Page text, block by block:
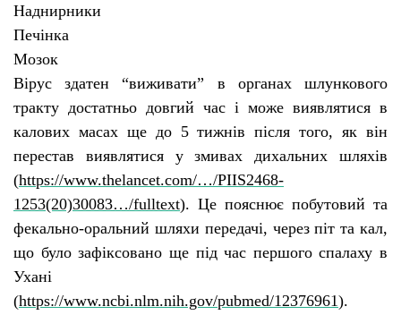
Наднирники
Печінка
Мозок
Вірус здатен “виживати” в органах шлункового
тракту достатньо довгий час і може виявлятися в
калових масах ще до 5 тижнів після того, як він
перестав виявлятися у змивах дихальних шляхів
(https://www.thelancet.com/…/PIIS2468-
1253(20)30083…/fulltext). Це пояснює побутовий та
фекально-оральний шляхи передачі, через піт та кал,
що булозафіксовано ще під час першого спалаху в
Ухані
(https://www.ncbi.nlm.nih.gov/pubmed/12376961).